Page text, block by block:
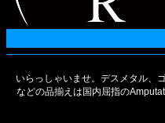
いらっしゃいませ。デスメタル、
などの品揃えは国内屈指の